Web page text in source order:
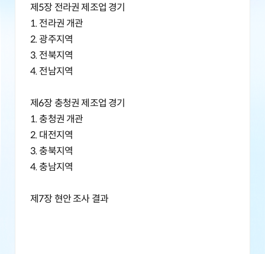
제5장 전라권 제조업 경기
1. 전라권 개관
2. 광주지역
3. 전북지역
4. 전남지역
제6장 충청권 제조업 경기
1. 충청권 개관
2. 대전지역
3. 충북지역
4. 충남지역
제7장 현안 조사 결과